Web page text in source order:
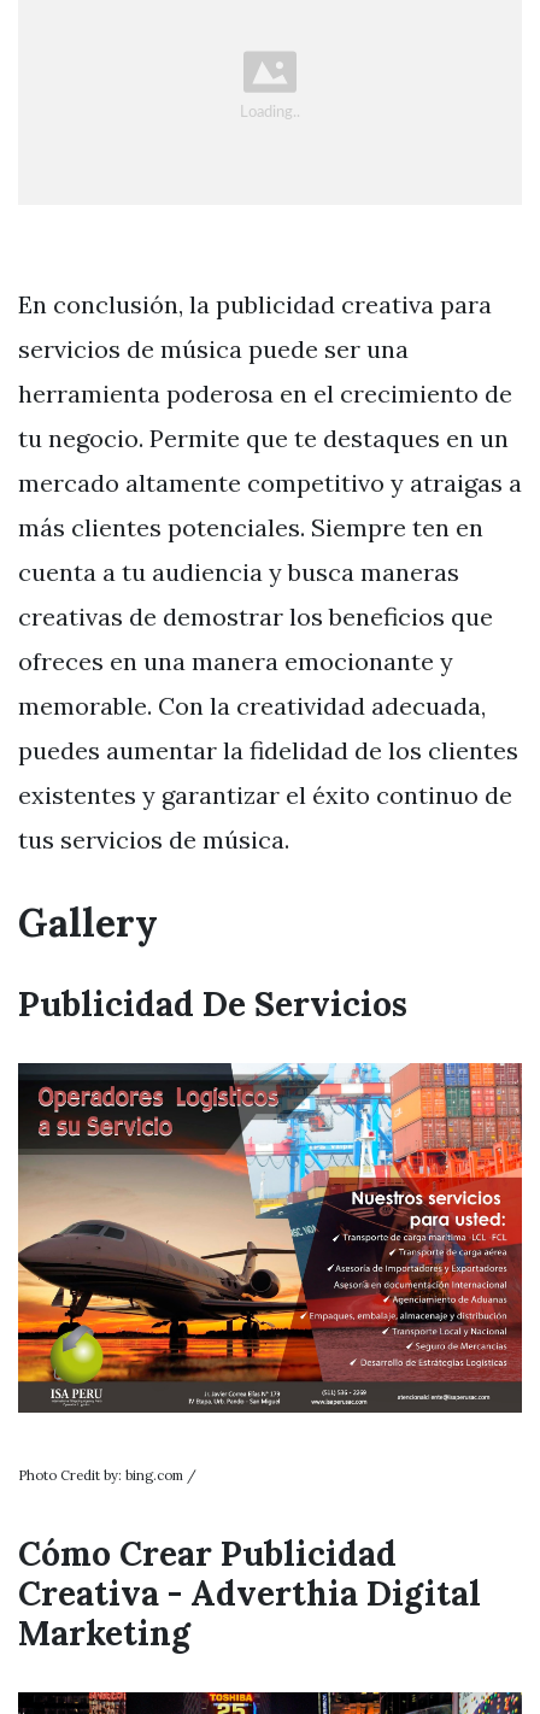
En conclusión, la publicidad creativa para
servicios de música puede ser una
herramienta poderosa en el crecimiento de
tu negocio. Permite que te destaques en un
mercado altamente competitivo y atraigas a
más clientes potenciales. Siempre ten en
cuenta a tu audiencia y busca maneras
creativas de demostrar los beneficios que
ofreces en una manera emocionante y
memorable. Con la creatividad adecuada,
puedes aumentar la fidelidad de los clientes
existentes y garantizar el éxito continuo de
tus servicios de música.
Gallery
Publicidad De Servicios
Photo Credit by: bing.com /
Cómo Crear Publicidad
Creativa - Adverthia Digital
Marketing